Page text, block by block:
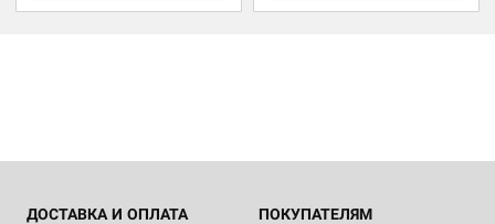
ДОСТАВКА И ОПЛАТА ПОКУПАТЕЛЯМ